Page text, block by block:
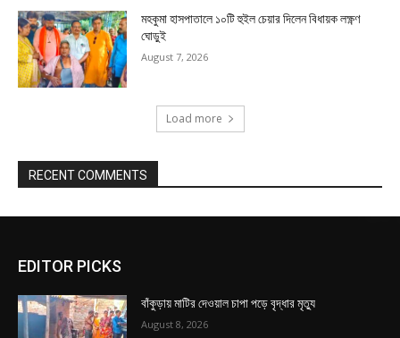
মহকুমা হাসপাতালে ১০টি হুইল চেয়ার দিলেন বিধায়ক লক্ষ্ণণ
ঘোড়ুই
August 7, 2026
Load more
RECENT COMMENTS
EDITOR PICKS
বাঁকুড়ায় মাটির দেওয়াল চাপা পড়ে বৃদ্ধার মৃত্যু
August 8, 2026